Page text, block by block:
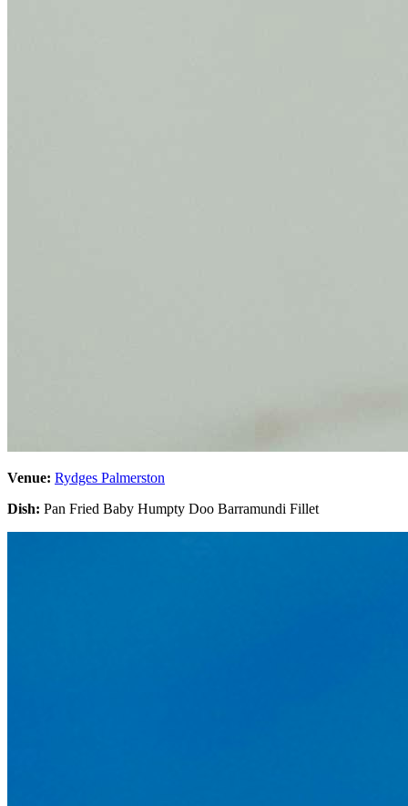
Venue: Rydges Palmerston
Dish: Pan Fried Baby Humpty Doo Barramundi Fillet